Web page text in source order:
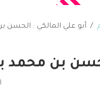
أبو علي المالكي : الحسن بن
بن محمد بن